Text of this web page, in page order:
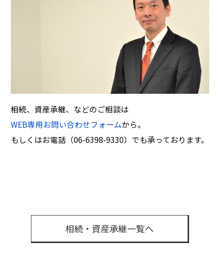
相続、資産承継、などのご相談は
WEB専用お問い合わせフォームから。
もしくはお電話（06-6398-9330）でも承っております。
相続・資産承継一覧へ